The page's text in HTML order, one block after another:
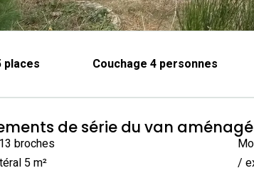
places Couchage 4 personnes
de série du van
broches
5 m²
/